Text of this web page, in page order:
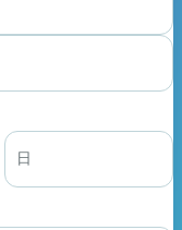
日